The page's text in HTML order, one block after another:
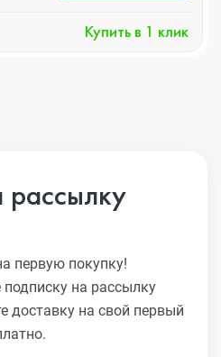
Купить в 1 клик
первую покупку!
на рассылку
доставку на свой первый